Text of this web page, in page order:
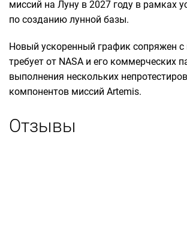
миссий на Луну в 2027 году в рамках
по созданию лунной базы.
Новый ускоренный график сопряжен
требует от NASA и его коммерческих
выполнения нескольких
компонентов миссий Artemis.
Отзывы